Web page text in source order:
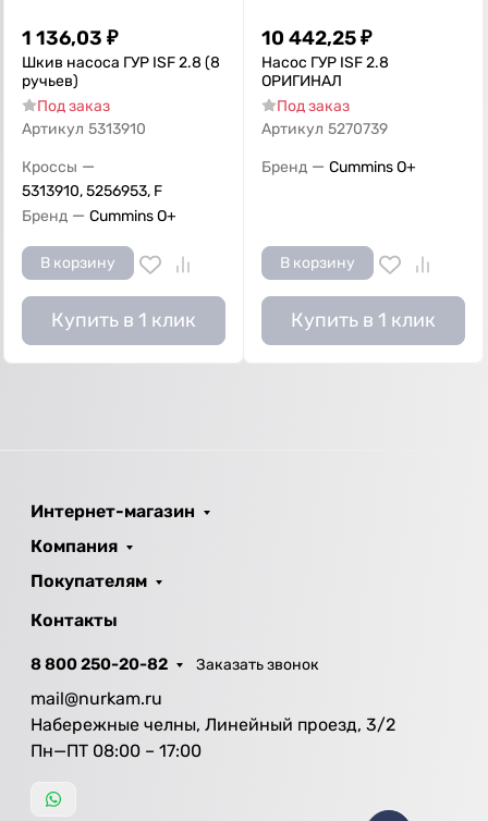
1 136,03 ₽
Шкив насоса ГУР ISF 2.8 (8
ручьев)
Под заказ
Артикул 5313910
Кроссы —
5313910, 5256953, F
Бренд — Cummins O+
В корзину
Купить в 1 клик
10 442,25₽
Насос ГУР ISF 2.8
ОРИГИНАЛ
Под заказ
Артикул 5270739
Бренд — Cummins O+
В корзину
Купить в 1 клик
Интернет-магазин
Компания
Покупателям
Контакты
8 800 250-20-82 Заказать звонок
mail@nurkam.ru
Набережные челны, Линейный проезд, 3/2
Пн—ПТ 08:00 – 17:00